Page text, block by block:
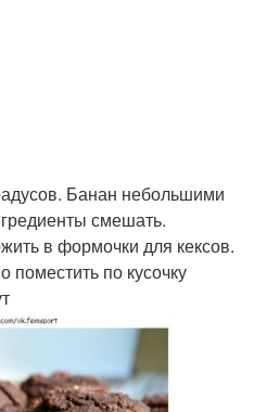
Банан небольшими
смешать.
в формочки для кексов.
поместить по кусочку